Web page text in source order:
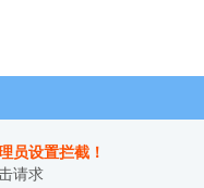
员设置拦截！
请求